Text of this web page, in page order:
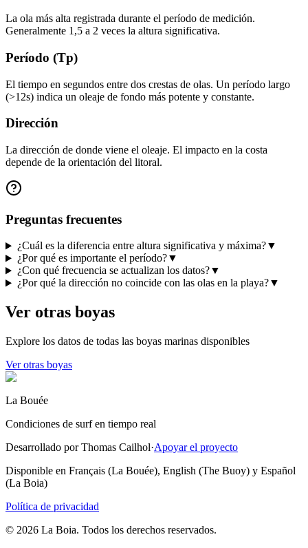
La ola más alta registrada durante el período de medición.
Generalmente 1,5 a 2 veces la altura significativa.
Período (Tp)
El tiempo en segundos entre dos crestas de olas. Un período largo
(>12s) indica un oleaje de fondo más potente y constante.
Dirección
La dirección de donde viene el oleaje. El impacto en la costa
depende de la orientación del litoral.
Preguntas frecuentes
¿Cuál es la diferencia entre altura significativa y máxima?▼
¿Por qué es importante el período?▼
¿Con qué frecuencia se actualizan los datos?▼
¿Por qué la dirección no coincide con las olas en la playa?▼
Ver otras boyas
Explore los datos de todas las boyas marinas disponibles
Ver otras boyas
La Bouée
Condiciones de surf en tiempo real
Desarrollado por Thomas Cailhol·Apoyar el proyecto
Disponible en Français (La Bouée), English (The Buoy) y Español
(La Boia)
Política de privacidad
© 2026 La Boia. Todos los derechos reservados.